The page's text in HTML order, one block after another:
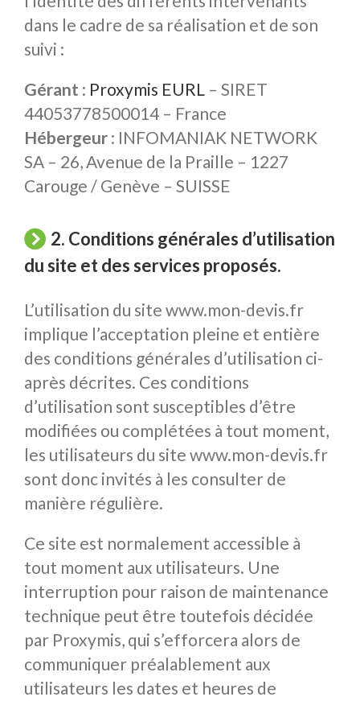
dans le cadre de sa réalisation et de son
suivi :
Gérant : Proxymis EURL – SIRET
44053778500014 – France
Hébergeur : INFOMANIAK NETWORK
SA – 26, Avenue de la Praille – 1227
Carouge / Genève – SUISSE
2. Conditions générales d’utilisation
du site et des services proposés.
L’utilisation du site www.mon-devis.fr
implique l’acceptation pleine et entière
des conditions générales d’utilisation ci-
après décrites. Ces conditions
d’utilisation sont susceptibles d’être
modifiées ou complétées à tout moment,
les utilisateurs du site www.mon-devis.fr
sont donc invités à les consulter de
manière régulière.
Ce site est normalement accessible à
tout moment aux utilisateurs. Une
interruption pour raison de maintenance
technique peut être toutefois décidée
par Proxymis, qui s’efforcera alors de
communiquer préalablement aux
utilisateurs les dates et heures de